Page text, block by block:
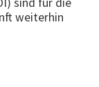
weiterhin